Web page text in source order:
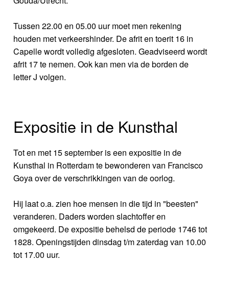
Tussen 22.00 en 05.00 uur moet men rekening
houden met verkeershinder. De afrit en toerit 16 in
Capelle wordt volledig afgesloten. Geadviseerd wordt
afrit 17 te nemen. Ook kan men via de borden de
letter J volgen.
Expositie in de Kunsthal
Tot en met 15 september is een expositie in de
Kunsthal in Rotterdam te bewonderen van Francisco
Goya over de verschrikkingen van de oorlog.
Hij laat o.a. zien hoe mensen in die tijd in "beesten"
veranderen. Daders worden slachtoffer en
omgekeerd. De expositie behelsd de periode 1746 tot
1828. Openingstijden dinsdag t/m zaterdag van 10.00
tot 17.00 uur.